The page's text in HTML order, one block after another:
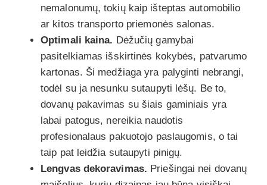
nemalonumų, tokių kaip išteptas automobilio
ar kitos transporto priemonės salonas.
Optimali kaina. Dėžučių gamybai
pasitelkiamas išskirtinės kokybės, patvarumo
kartonas. Ši medžiaga yra palyginti nebrangi,
todėl su ja nesunku sutaupyti lėšų. Be to,
dovanų pakavimas su šiais gaminiais yra
labai patogus, nereikia naudotis
profesionalaus pakuotojo paslaugomis, o tai
taip pat leidžia sutaupyti pinigų.
Lengvas dekoravimas. Priešingai nei dovanų